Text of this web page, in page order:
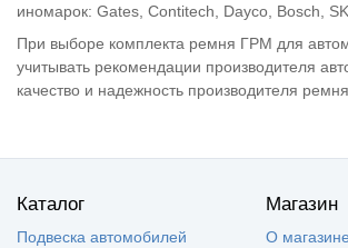
иномарок: Gates, Contitech, Dayco, Bosch,
При выборе комплекта ремня ГРМ для
учитывать рекомендации производителя
качество и надежность производителя ремня.
Каталог
Подвеска автомобилей
Магазин
О магазине